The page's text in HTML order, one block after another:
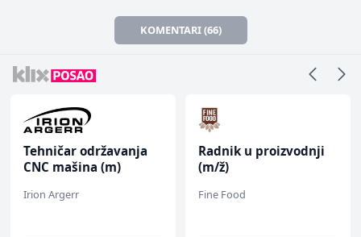
KOMENTARI (66)
Tehničar održavanja
CNC mašina (m)
Irion Argerr
Radnik u proizvodnji
(m/ž)
Fine Food